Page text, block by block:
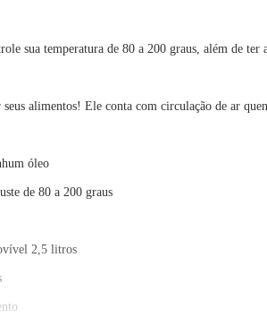
sua temperatura de 80 a 200 graus, além de
alimentos! Ele conta com circulação de ar
óleo
de 80 a 200 graus
2,5 litros